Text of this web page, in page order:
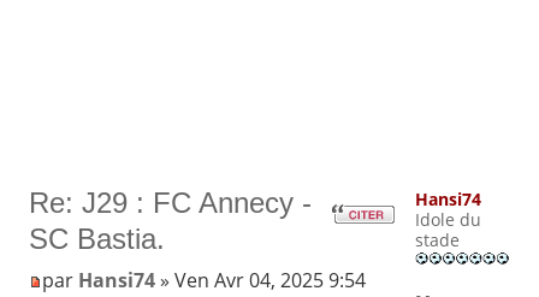
Re: J29 : FC Annecy -
SC Bastia.
par Hansi74» Ven Avr 04, 2025 9:54
Hansi74
Idole du
stade